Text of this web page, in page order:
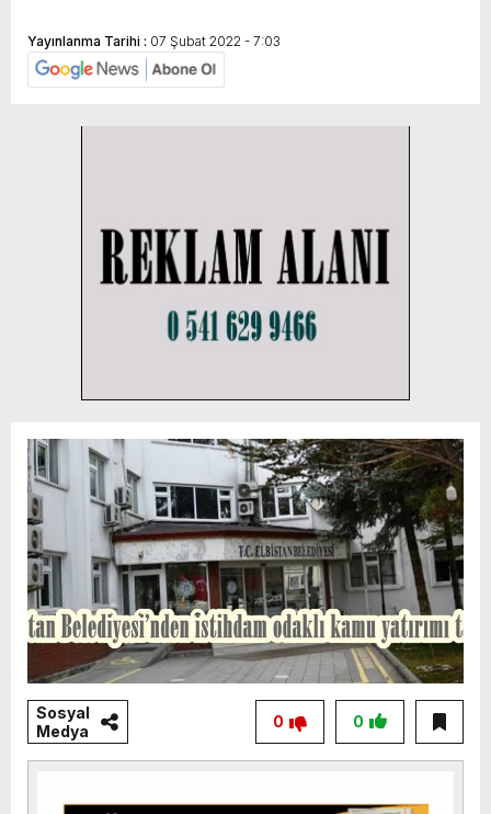
Yayınlanma Tarihi : 07 Şubat 2022 - 7:03
Sosyal
Medya
0
0